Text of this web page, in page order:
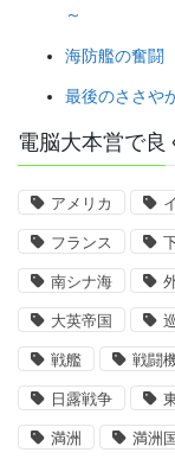
～
海防艦の奮闘
最後のささや
電脳大本営で良
アメリカ
フランス
南シナ海
大英帝国
戦艦 戦闘
日露戦争
満洲 満洲